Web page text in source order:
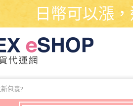
日幣可以漲
包裹?